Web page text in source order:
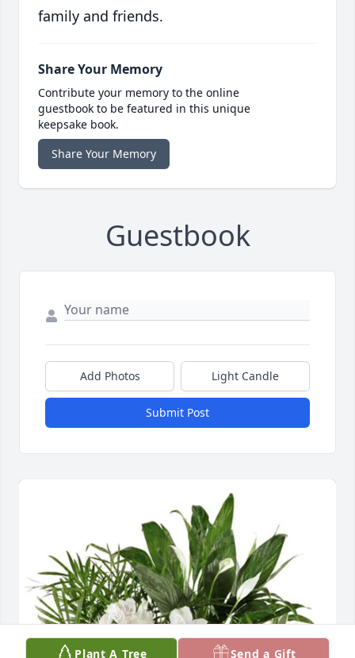
family and friends.
Share Your Memory
Contribute your memory to the online
guestbook to be featured in this unique
keepsake book.
Share Your Memory
Guestbook
Add Photos Light Candle
Submit Post
Plant A Tree Send a Gift